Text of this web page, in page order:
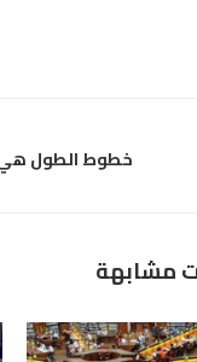
خطوط الطول هي
مشابهة